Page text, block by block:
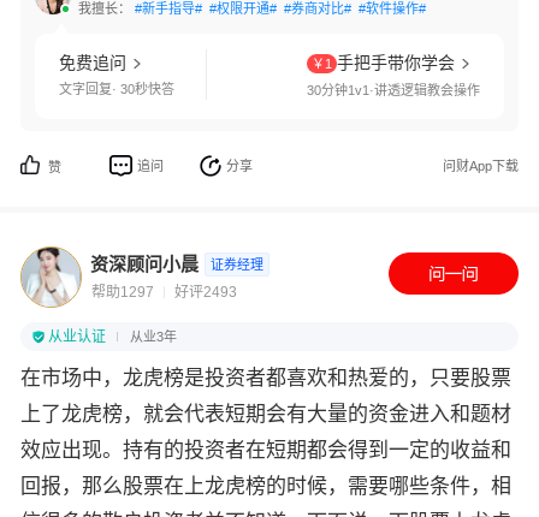
我擅长： #新手指导# #权限开通# #券商对比# #软件操作#
免费追问
文字回复· 30秒快答
￥1 手把手带你学会
30分钟1v1·讲透逻辑教会操作
赞 追问 分享 问财App下载
资深顾问小晨 证券经理
帮助1297 好评2493
从业认证 从业3年
在市场中，龙虎榜是投资者都喜欢和热爱的，只要股票
上了龙虎榜，就会代表短期会有大量的资金进入和题材
效应出现。持有的投资者在短期都会得到一定的收益和
回报，那么股票在上龙虎榜的时候，需要哪些条件，相